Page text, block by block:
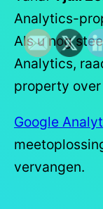
Analytics-
Als u nog
Analytics,
property
Google
vervangen.